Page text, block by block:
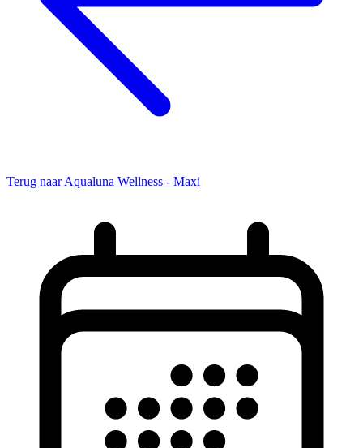
Terug naar Aqualuna Wellness - Maxi